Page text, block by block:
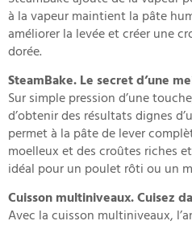
à la vapeur maintient la pâte
améliorer la levée et créer une
dorée.
SteamBake. Le secret d’une
Sur simple pression d’une
d’obtenir des résultats dignes
permet à la pâte de lever
moelleux et des croûtes riches
idéal pour un poulet rôti ou un
Cuisson multiniveaux. Cuisez
Avec la cuisson multiniveaux,